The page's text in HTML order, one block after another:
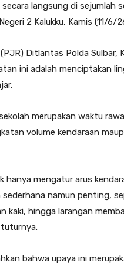
langsung di sejumlah
2 Kalukku, Kamis (11/6/
Ditlantas Polda Sulbar,
ini adalah menciptakan
merupakan waktu
volume kendaraan
hanya mengatur arus
namun penting,
kaki, hingga larangan
bahwa upaya ini